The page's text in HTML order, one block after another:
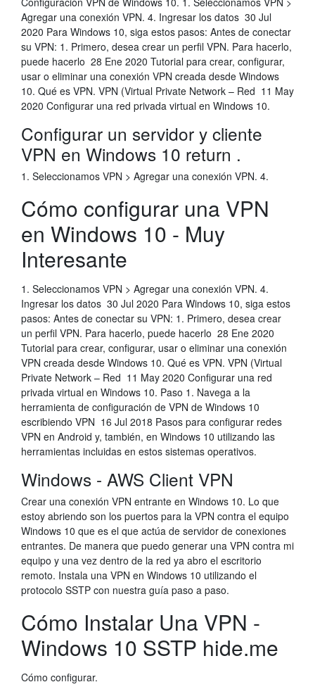
Agregar una conexión VPN. 4. Ingresar los datos 30 Jul
2020 Para Windows 10, siga estos pasos: Antes de conectar
su VPN: 1. Primero, desea crear un perfil VPN. Para hacerlo,
puede hacerlo 28 Ene 2020 Tutorial para crear, configurar,
usar o eliminar una conexión VPN creada desde Windows
10. Qué es VPN. VPN (Virtual Private Network – Red 11 May
2020 Configurar una red privada virtual en Windows 10.
Configurar un servidor y cliente
VPN en Windows 10 return .
1. Seleccionamos VPN > Agregar una conexión VPN. 4.
Cómo configurar una VPN
en Windows 10 - Muy
Interesante
1. Seleccionamos VPN > Agregar una conexión VPN. 4.
Ingresar los datos 30 Jul 2020 Para Windows 10, siga estos
pasos: Antes de conectar su VPN: 1. Primero, desea crear
un perfil VPN. Para hacerlo, puede hacerlo 28 Ene 2020
Tutorial para crear, configurar, usar o eliminar una conexión
VPN creada desde Windows 10. Qué es VPN. VPN (Virtual
Private Network – Red 11 May 2020 Configurar una red
privada virtual en Windows 10. Paso 1. Navega a la
herramienta de configuración de VPN de Windows 10
escribiendo VPN 16 Jul 2018 Pasos para configurar redes
VPN en Android y, también, en Windows 10 utilizando las
herramientas incluidas en estos sistemas operativos.
Windows - AWS Client VPN
Crear una conexión VPN entrante en Windows 10. Lo que
estoy abriendo son los puertos para la VPN contra el equipo
Windows 10 que es el que actúa de servidor de conexiones
entrantes. De manera que puedo generar una VPN contra mi
equipo y una vez dentro de la red ya abro el escritorio
remoto. Instala una VPN en Windows 10 utilizando el
protocolo SSTP con nuestra guía paso a paso.
Cómo Instalar Una VPN -
Windows 10 SSTP hide.me
Cómo configurar.